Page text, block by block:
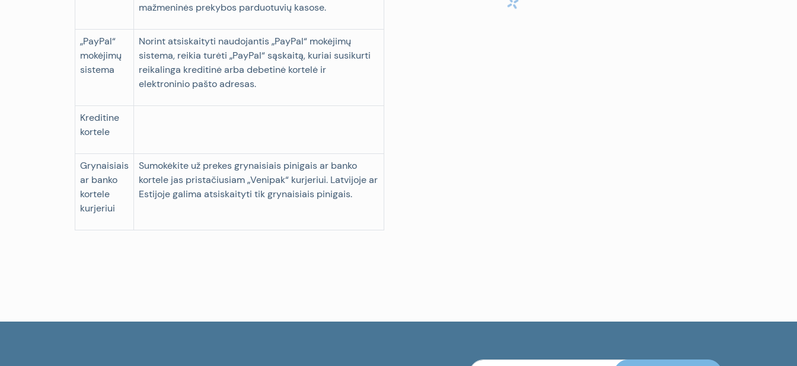
mažmeninės prekybos parduotuvių kasose.
„PayPal“
mokėjimų
sistema
Norint atsiskaityti naudojantis „PayPal“ mokėjimų
sistema, reikia turėti „PayPal“ sąskaitą, kuriai susikurti
reikalinga kreditinė arba debetinė kortelė ir
elektroninio pašto adresas.
Kreditine
kortele
Grynaisiais
ar banko
kortele
kurjeriui
Sumokėkite už prekes grynaisiais pinigais ar banko
kortele jas pristačiusiam „Venipak“ kurjeriui. Latvijoje ar
Estijoje galima atsiskaityti tik grynaisiais pinigais.